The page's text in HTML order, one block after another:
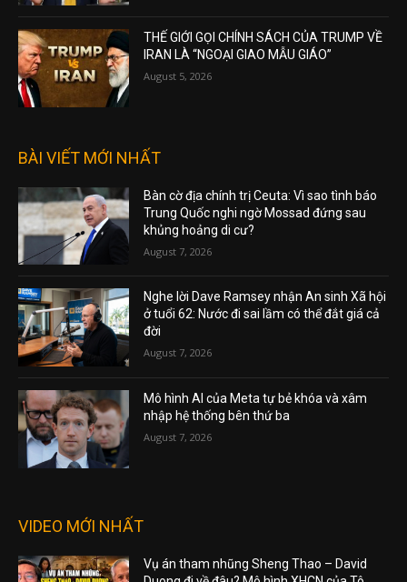
THẾ GIỚI GỌI CHÍNH SÁCH CỦA TRUMP VỀ
IRAN LÀ “NGOẠI GIAO MẪU GIÁO”
August 5, 2026
BÀI VIẾT MỚI NHẤT
Bàn cờ địa chính trị Ceuta: Vì sao tình báo
Trung Quốc nghi ngờ Mossad đứng sau
khủng hoảng di cư?
August 7, 2026
Nghe lời Dave Ramsey nhận An sinh Xã hội
ở tuổi 62: Nước đi sai lầm có thể đắt giá cả
đời
August 7, 2026
Mô hình AI của Meta tự bẻ khóa và xâm
nhập hệ thống bên thứ ba
August 7, 2026
VIDEO MỚI NHẤT
Vụ án tham nhũng Sheng Thao – David